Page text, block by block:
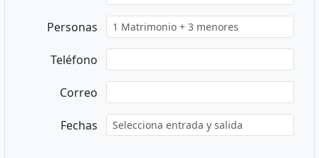
Personas
Teléfono
Correo
Fechas